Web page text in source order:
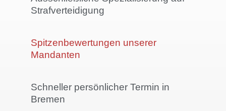
Strafverteidigung
Spitzenbewertungen unserer
Mandanten
Schneller persönlicher Termin in
Bremen